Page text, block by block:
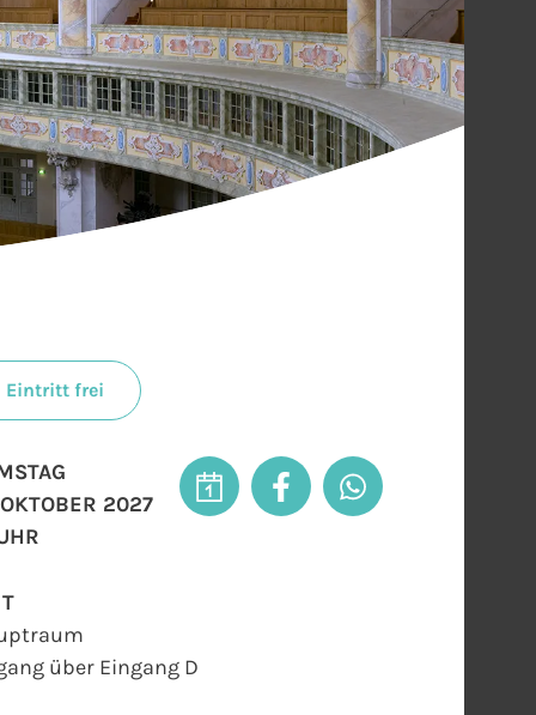
Eintritt frei
2027
über Eingang D